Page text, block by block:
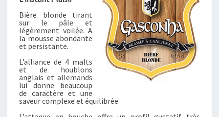
L
O
N
D
E
Bière blonde tirant
sur le pâle et
légèrement voilée. A
la mousse abondante
et persistante.
L’alliance de 4 malts
et de houblons
anglais et allemands
lui donne beaucoup
de caractère et une
saveur complexe et équilibrée.